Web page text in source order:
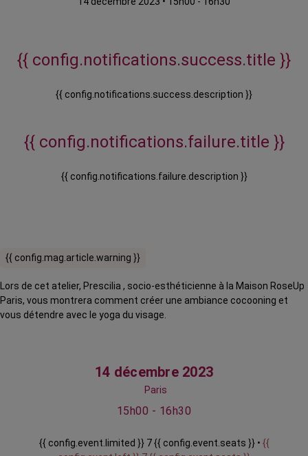
{{ config.notifications.success.title }}
{{ config.notifications.success.description }}
{{ config.notifications.failure.title }}
{{ config.notifications.failure.description }}
{{ config.mag.article.warning }}
Lors de cet atelier, Prescilia , socio-esthéticienne à la Maison RoseUp
Paris, vous montrera comment créer une ambiance cocooning et
vous détendre avec le yoga du visage.
14 décembre 2023
Paris
15h00 - 16h30
{{ config.event.limited }} 7 {{ config.event.seats }} • {{